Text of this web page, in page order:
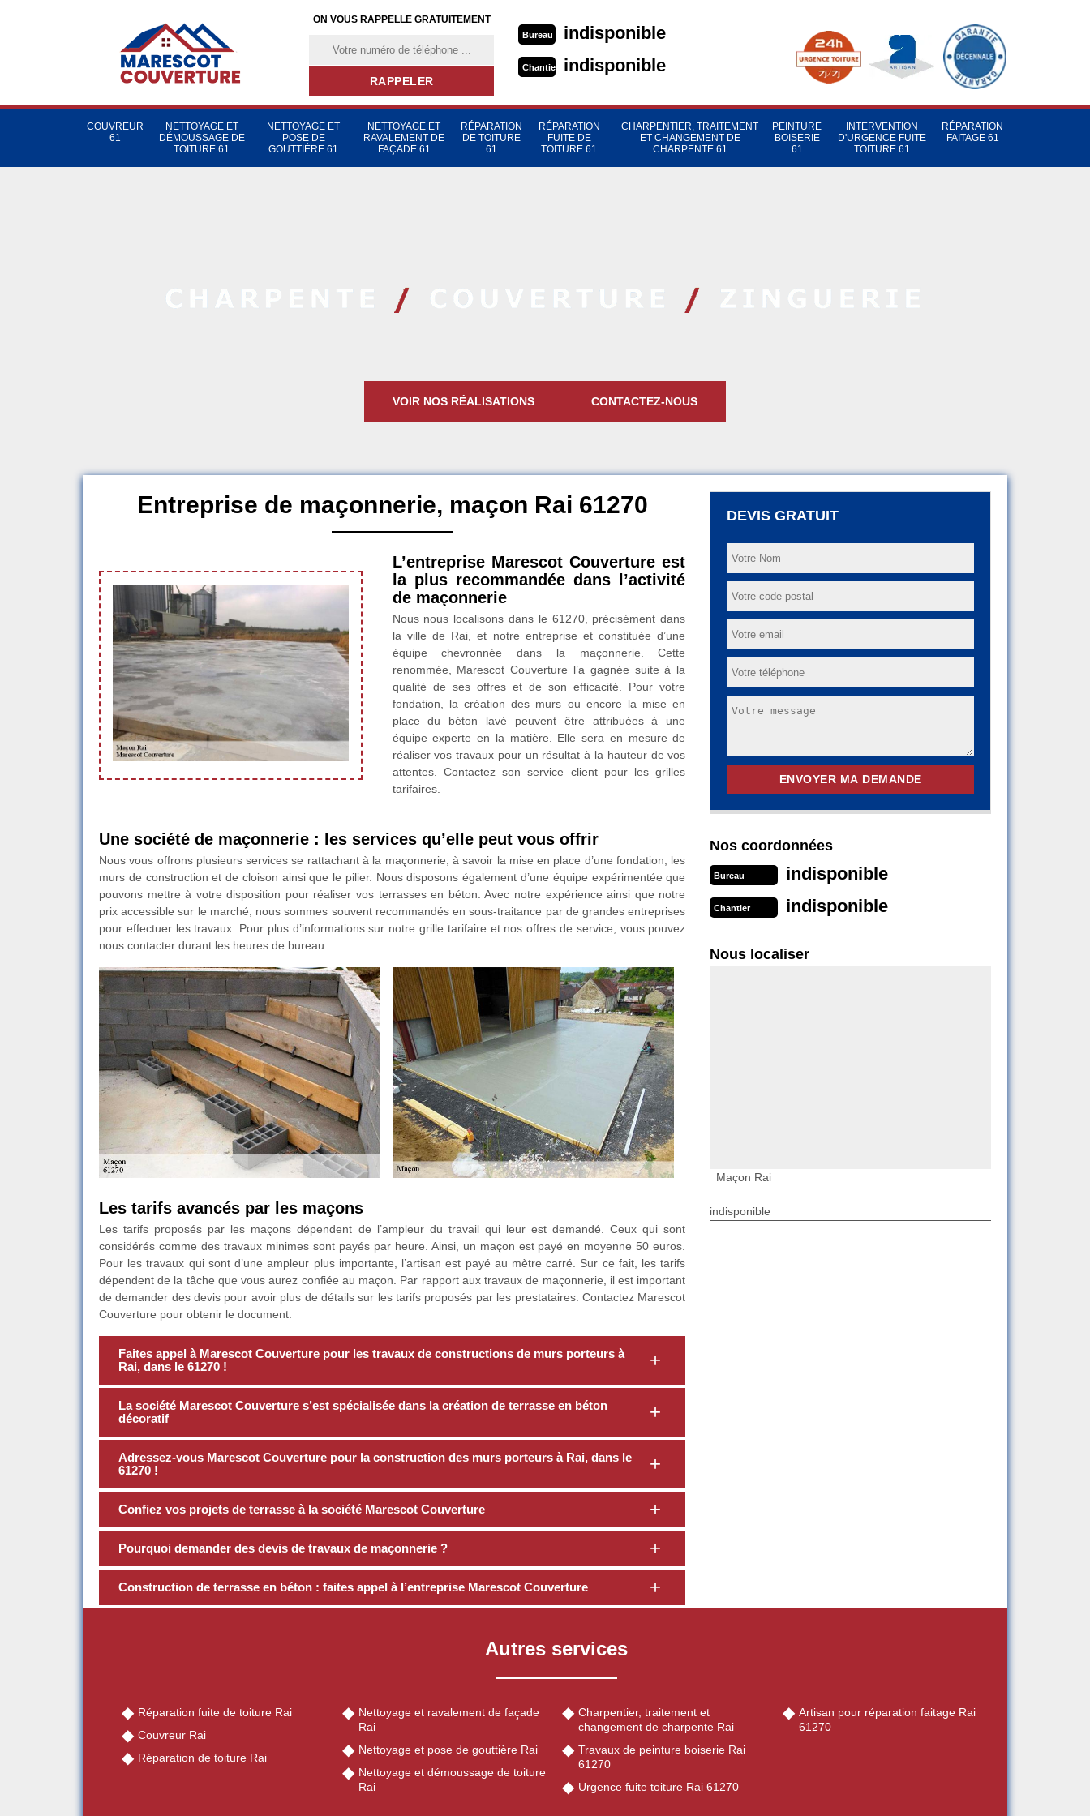
ON VOUS RAPPELLE GRATUITEMENT
Bureau indisponible
Chantier indisponible
COUVREUR
61
NETTOYAGE ET
DÉMOUSSAGE DE
TOITURE 61
NETTOYAGE ET
POSE DE
GOUTTIÈRE 61
NETTOYAGE ET
RAVALEMENT DE
FAÇADE 61
RÉPARATION
DE TOITURE
61
RÉPARATION
FUITE DE
TOITURE 61
CHARPENTIER, TRAITEMENT
ET CHANGEMENT DE
CHARPENTE 61
PEINTURE
BOISERIE
61
INTERVENTION
D'URGENCE FUITE
TOITURE 61
RÉPARATION
FAITAGE 61
VOIR NOS RÉALISATIONS CONTACTEZ-NOUS
Entreprise de maçonnerie, maçon Rai 61270
L’entreprise Marescot Couverture est
la plus recommandée dans l’activité
de maçonnerie
Nous nous localisons dans le 61270, précisément dans
la ville de Rai, et notre entreprise et constituée d’une
équipe chevronnée dans la maçonnerie. Cette
renommée, Marescot Couverture l’a gagnée suite à la
qualité de ses offres et de son efficacité. Pour votre
fondation, la création des murs ou encore la mise en
place du béton lavé peuvent être attribuées à une
équipe experte en la matière. Elle sera en mesure de
réaliser vos travaux pour un résultat à la hauteur de vos
attentes. Contactez son service client pour les grilles
tarifaires.
Une société de maçonnerie : les services qu’elle peut vous offrir
Nous vous offrons plusieurs services se rattachant à la maçonnerie, à savoir la mise en place d’une fondation, les
murs de construction et de cloison ainsi que le pilier. Nous disposons également d’une équipe expérimentée que
pouvons mettre à votre disposition pour réaliser vos terrasses en béton. Avec notre expérience ainsi que notre
prix accessible sur le marché, nous sommes souvent recommandés en sous-traitance par de grandes entreprises
pour effectuer les travaux. Pour plus d’informations sur notre grille tarifaire et nos offres de service, vous pouvez
nous contacter durant les heures de bureau.
Les tarifs avancés par les maçons
Les tarifs proposés par les maçons dépendent de l’ampleur du travail qui leur est demandé. Ceux qui sont
considérés comme des travaux minimes sont payés par heure. Ainsi, un maçon est payé en moyenne 50 euros.
Pour les travaux qui sont d’une ampleur plus importante, l’artisan est payé au mètre carré. Sur ce fait, les tarifs
dépendent de la tâche que vous aurez confiée au maçon. Par rapport aux travaux de maçonnerie, il est important
de demander des devis pour avoir plus de détails sur les tarifs proposés par les prestataires. Contactez Marescot
Couverture pour obtenir le document.
Faites appel à Marescot Couverture pour les travaux de constructions de murs porteurs à
Rai, dans le 61270 !
La société Marescot Couverture s’est spécialisée dans la création de terrasse en béton
décoratif
Adressez-vous Marescot Couverture pour la construction des murs porteurs à Rai, dans le
61270 !
Confiez vos projets de terrasse à la société Marescot Couverture
Pourquoi demander des devis de travaux de maçonnerie ?
Construction de terrasse en béton : faites appel à l’entreprise Marescot Couverture
DEVIS GRATUIT
Nos coordonnées
Bureau indisponible
Chantier indisponible
Nous localiser
Maçon Rai
indisponible
Autres services
Réparation fuite de toiture Rai
Couvreur Rai
Réparation de toiture Rai
Nettoyage et ravalement de façade
Rai
Nettoyage et pose de gouttière Rai
Nettoyage et démoussage de toiture
Rai
Charpentier, traitement et
changement de charpente Rai
Travaux de peinture boiserie Rai
61270
Urgence fuite toiture Rai 61270
Artisan pour réparation faitage Rai
61270